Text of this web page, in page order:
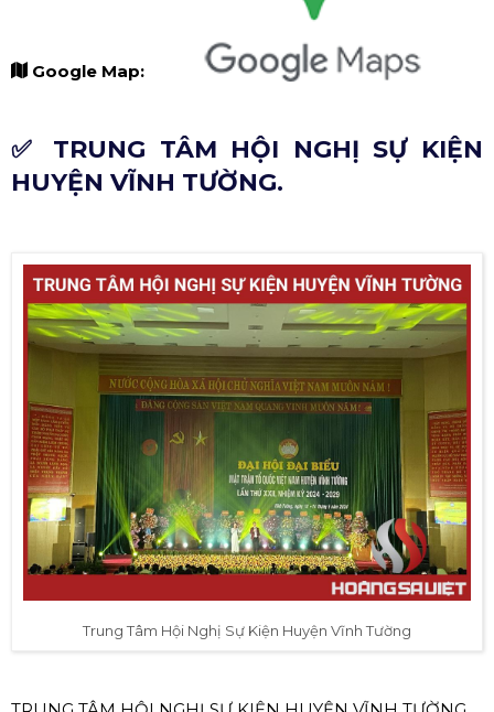
Google Map:
✅ TRUNG TÂM HỘI NGHỊ SỰ KIỆN
HUYỆN VĨNH TƯỜNG.
Trung Tâm Hội Nghị Sự Kiện Huyện Vĩnh Tường